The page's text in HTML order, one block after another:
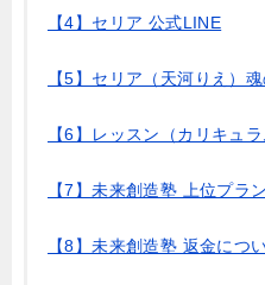
【4】セリア 公式LINE
【5】セリア（天河りえ）
【6】レッスン（カリキュラ
【7】未来創造塾 上位プラン
【8】未来創造塾 返金につ